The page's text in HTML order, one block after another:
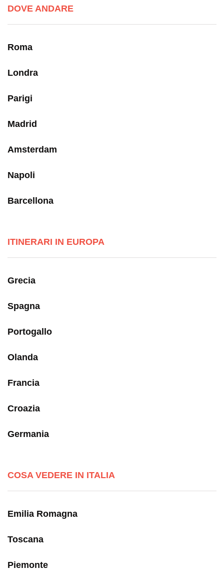
DOVE ANDARE
Roma
Londra
Parigi
Madrid
Amsterdam
Napoli
Barcellona
ITINERARI IN EUROPA
Grecia
Spagna
Portogallo
Olanda
Francia
Croazia
Germania
COSA VEDERE IN ITALIA
Emilia Romagna
Toscana
Piemonte